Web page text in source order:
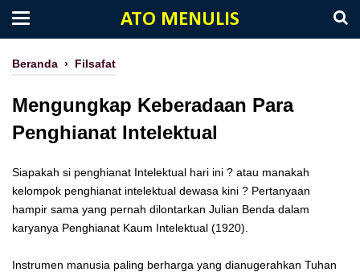
ATO MENULIS
Beranda › Filsafat
Mengungkap Keberadaan Para
Penghianat Intelektual
Siapakah si penghianat Intelektual hari ini ? atau manakah
kelompok penghianat intelektual dewasa kini ? Pertanyaan
hampir sama yang pernah dilontarkan Julian Benda dalam
karyanya Penghianat Kaum Intelektual (1920).
Instrumen manusia paling berharga yang dianugerahkan Tuhan